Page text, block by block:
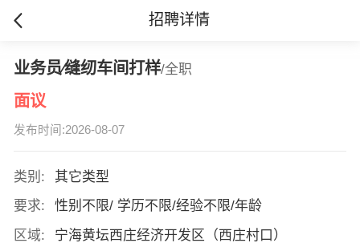
招聘详情
业务员∕缝纫车间打样/全职
面议
发布时间:2026-08-07
类别:
其它类型
要求:
性别不限/ 学历不限/经验不限/年龄
区域:
宁海黄坛西庄经济开发区（西庄村口）